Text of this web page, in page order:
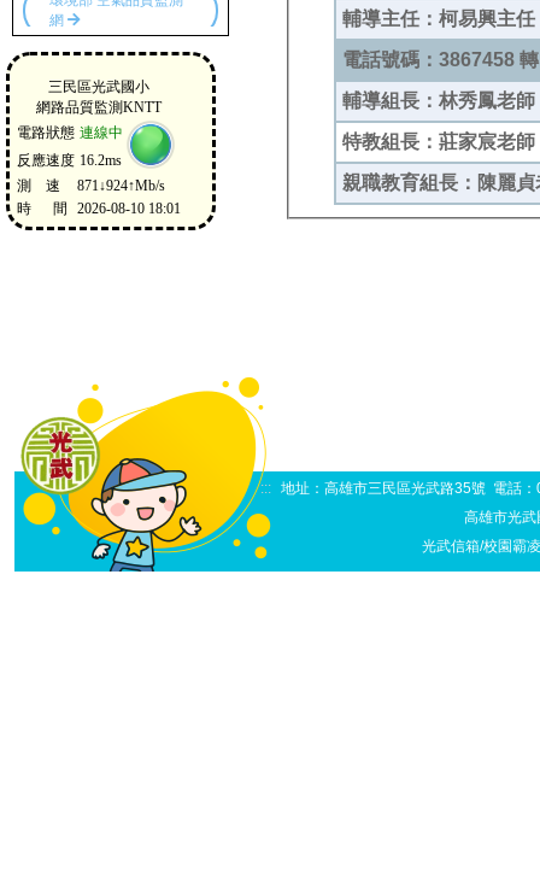
輔導主任：柯易興主任
電話號碼：3867458
輔導組長：林秀鳳老
特教組長：莊家宸老
親職教育組長：陳麗
:::
地址：高雄市三民區光武路35號 電話
高雄市光
光武信箱/校園霸